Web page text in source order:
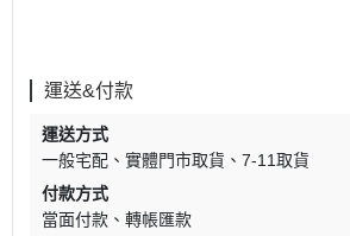
運送&付款
運送方式
一般宅配
實體門市取貨
7-11取貨
付款方式
當面付款
轉帳匯款